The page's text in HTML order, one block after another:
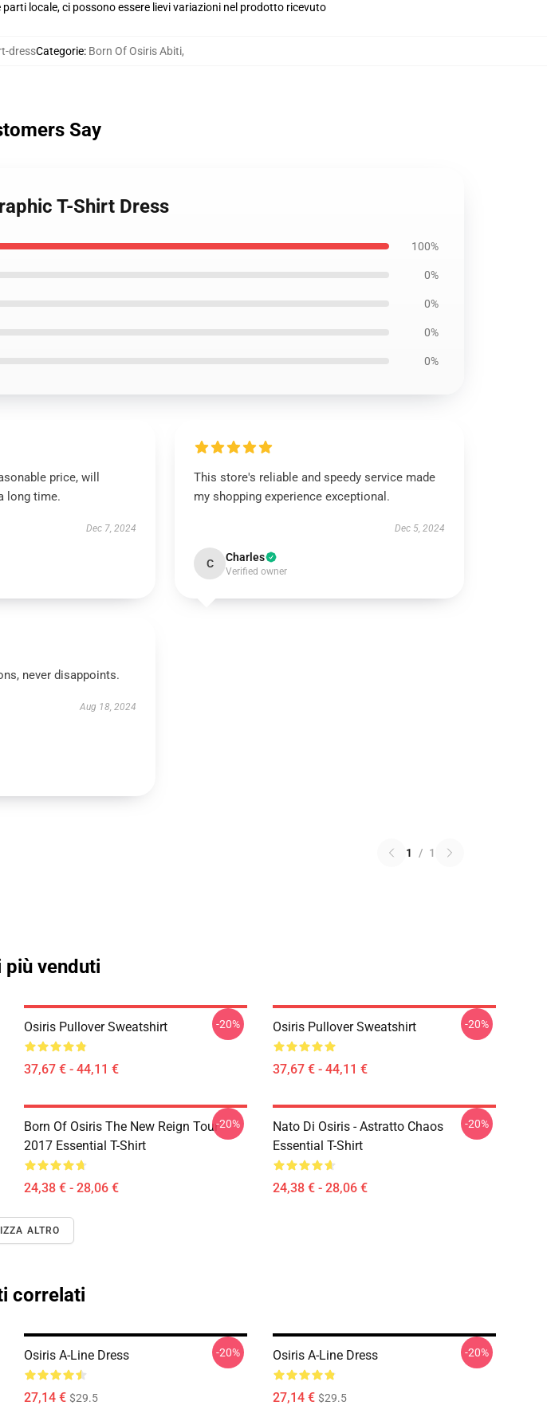
locale, ci possono essere lievi variazioni nel prodotto ricevuto
dressCategorie: Born Of Osiris Abiti,
Say
T-Shirt Dress
100%
0%
0%
0%
0%
price, will
long time.
Dec 7, 2024
This store's reliable and speedy service made
my shopping experience exceptional.
Dec 5, 2024
C Charles
Verified owner
never disappoints.
Aug 18, 2024
1 / 1
venduti
Osiris Pullover Sweatshirt
37,67 € - 44,11 €
-20% Osiris Pullover Sweatshirt
37,67 € - 44,11 €
-20%
Born Of Osiris The New Reign Tour
2017 Essential T-Shirt
24,38 € - 28,06 €
-20%
Nato Di Osiris - Astratto Chaos
Essential T-Shirt
24,38 € - 28,06 €
-20%
ALTRO
correlati
Osiris A-Line Dress
27,14 € $29.5
-20% Osiris A-Line Dress
27,14 € $29.5
-20%